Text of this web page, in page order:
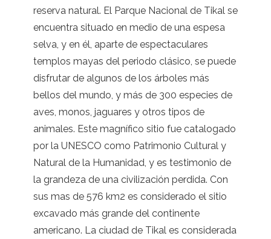
reserva natural. El Parque Nacional de Tikal se
encuentra situado en medio de una espesa
selva, y en él, aparte de espectaculares
templos mayas del periodo clásico, se puede
disfrutar de algunos de los árboles más
bellos del mundo, y más de 300 especies de
aves, monos, jaguares y otros tipos de
animales. Este magnífico sitio fue catalogado
por la UNESCO como Patrimonio Cultural y
Natural de la Humanidad, y es testimonio de
la grandeza de una civilización perdida. Con
sus mas de 576 km2 es considerado el sitio
excavado más grande del continente
americano. La ciudad de Tikal es considerada